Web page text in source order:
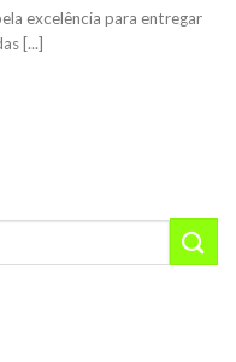
excelência para entregar
[...]